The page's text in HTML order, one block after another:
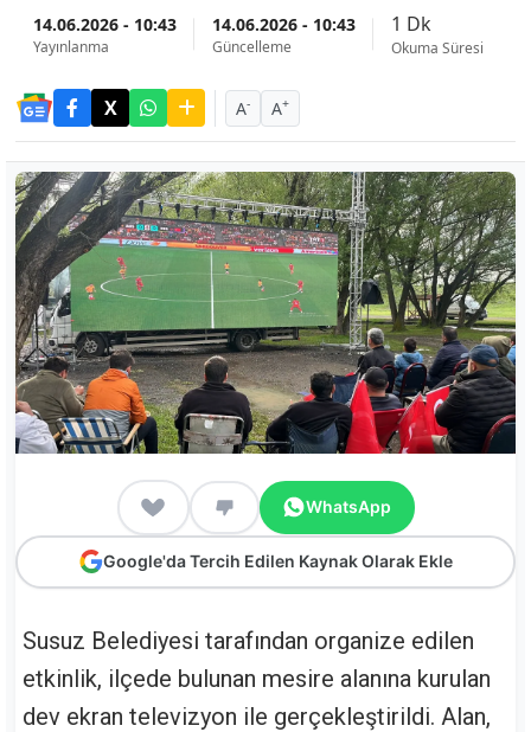
14.06.2026 - 10:43
Yayınlanma
14.06.2026 - 10:43
Güncelleme
1 Dk
Okuma Süresi
A- A+
WhatsApp
Google'da Tercih Edilen Kaynak Olarak Ekle
Susuz Belediyesi tarafından organize edilen
etkinlik, ilçede bulunan mesire alanına kurulan
dev ekran televizyon ile gerçekleştirildi. Alan,